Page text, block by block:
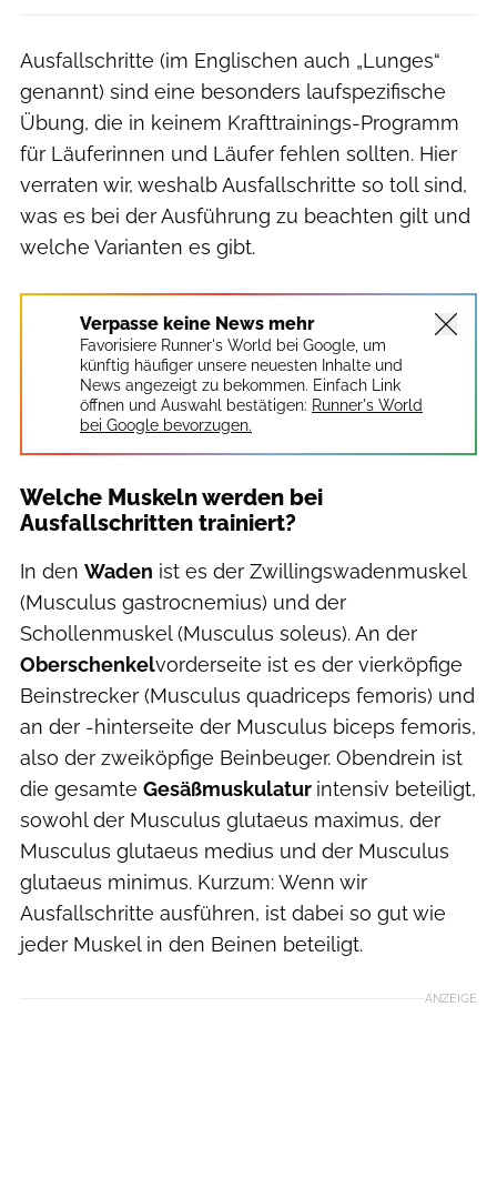
Ausfallschritte (im Englischen auch „Lunges“
genannt) sind eine besonders laufspezifische
Übung, die in keinem Krafttrainings-Programm
für Läuferinnen und Läufer fehlen sollten. Hier
verraten wir, weshalb Ausfallschritte so toll sind,
was es bei der Ausführung zu beachten gilt und
welche Varianten es gibt.
Verpasse keine News mehr
Favorisiere Runner's World bei Google, um
künftig häufiger unsere neuesten Inhalte und
News angezeigt zu bekommen. Einfach Link
öffnen und Auswahl bestätigen: Runner's World
bei Google bevorzugen.
Welche Muskeln werden bei
Ausfallschritten trainiert?
In den Waden ist es der Zwillingswadenmuskel
(Musculus gastrocnemius) und der
Schollenmuskel (Musculus soleus). An der
Oberschenkelvorderseite ist es der vierköpfige
Beinstrecker (Musculus quadriceps femoris) und
an der -hinterseite der Musculus biceps femoris,
also der zweiköpfige Beinbeuger. Obendrein ist
die gesamte Gesäßmuskulatur intensiv beteiligt,
sowohl der Musculus glutaeus maximus, der
Musculus glutaeus medius und der Musculus
glutaeus minimus. Kurzum: Wenn wir
Ausfallschritte ausführen, ist dabei so gut wie
jeder Muskel in den Beinen beteiligt.
ANZEIGE